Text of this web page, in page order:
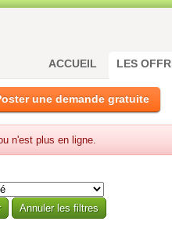
ACCUEIL LES
une demande gratuite
n'est plus en ligne.